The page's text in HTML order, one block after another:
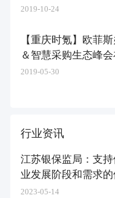
2019-10-24
【重庆时氪】欧菲
＆智慧采购生态峰
2019-05-30
行业资讯
江苏银保监局：支
业发展阶段和需求
2023-05-14